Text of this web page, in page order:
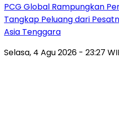
PCG Global Rampungkan
Tangkap Peluang dari
Asia Tenggara
Selasa, 4 Agu 2026 - 23:27